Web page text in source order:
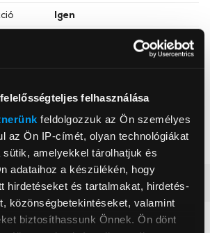
felhasználása
feldolgozzuk az Ön személyes
az Ön IP-címét, olyan technológiákat
sütik, amelyekkel tárolhatjuk és
adataihoz a készülékén, hogy
hirdetéseket és tartalmakat, hirdetés-
közönségbetekintéseket, valamint
biztosíthassunk Önnek. Ön dönt
Igen
26 kg
Többszínű
48 dBA
512 MB
Igen
Tovább olvasom
Neked ajánljuk